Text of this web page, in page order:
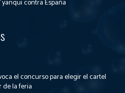
yanqui contra España
el concurso para elegir el cartel
la feria